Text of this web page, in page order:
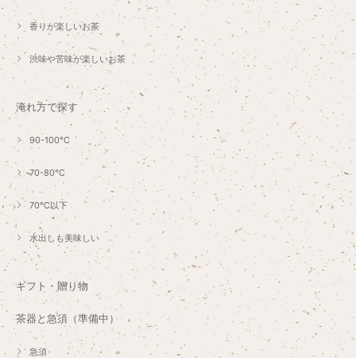
香りが楽しいお茶
渋味や苦味が楽しいお茶
淹れ方で探す
90-100℃
70-80℃
70℃以下
水出しも美味しい
ギフト・贈り物
茶器と急須（準備中）
急須